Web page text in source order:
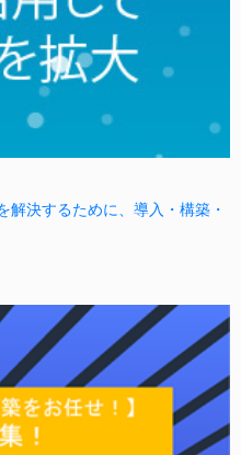
解決するために、導入・構築・